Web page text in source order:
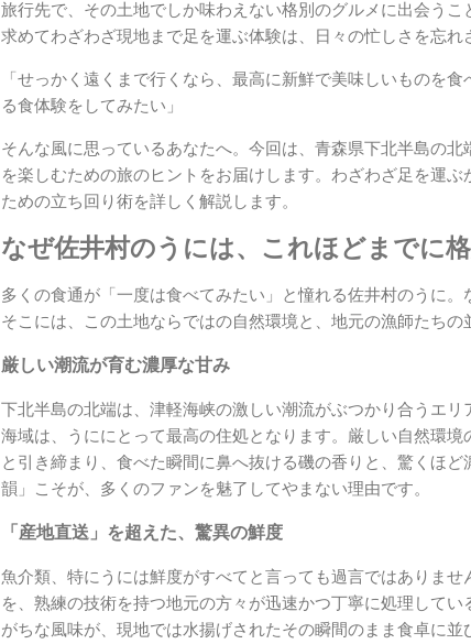
旅行先で、その土地でしか味わえない格別のグルメに出会う
求めてわざわざ現地まで足を運ぶ体験は、日々の忙しさを忘れ
「せっかく遠くまで行くなら、最高に新鮮で美味しいものを
る食体験をしてみたい」
そんな風に思っているあなたへ。今回は、青森県下北半島の
を楽しむための旅のヒントをお届けします。わざわざ足を運
ための立ち回り術を詳しく解説します。
なぜ佐井村のうには、これほどまでに
多くの食通が「一度は食べてみたい」と憧れる佐井村のうに
そこには、この土地ならではの自然環境と、地元の漁師たちの
厳しい潮流が育む濃厚な甘み
下北半島の北端は、津軽海峡の激しい潮流がぶつかり合うエ
海域は、うににとって最高の住処となります。厳しい自然環
と引き締まり、食べた瞬間に鼻へ抜ける磯の香りと、驚くほ
韻」こそが、多くのファンを魅了してやまない理由です。
「産地直送」を超えた、驚異の鮮度
魚介類、特にうには鮮度がすべてと言っても過言ではありま
を、熟練の技術を持つ地元の方々が迅速かつ丁寧に処理して
がちな風味が、現地では水揚げされたその瞬間のまま食卓に